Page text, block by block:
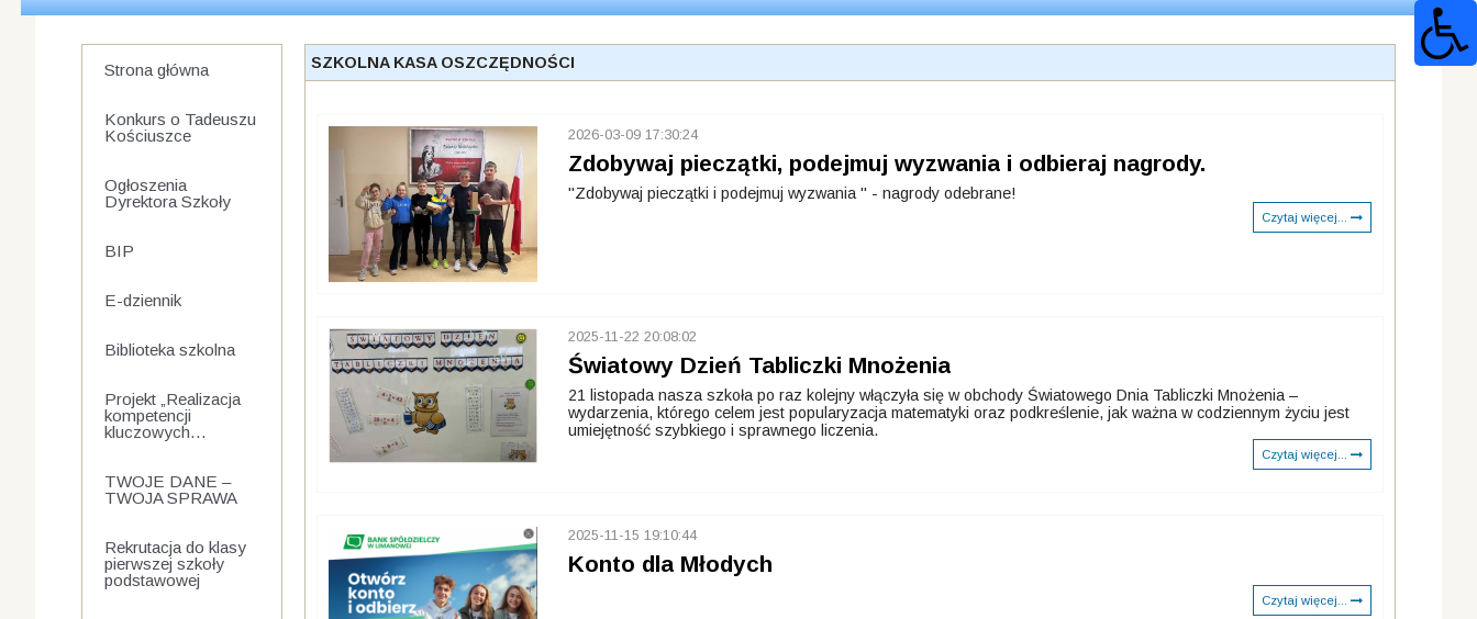
Strona główna
Konkurs o Tadeuszu
Kościuszce
Ogłoszenia
Dyrektora Szkoły
BIP
E-dziennik
Biblioteka szkolna
Projekt „Realizacja
kompetencji
kluczowych...
TWOJE DANE –
TWOJA SPRAWA
Rekrutacja do klasy
pierwszej szkoły
podstawowej
SZKOLNA KASA OSZCZĘDNOŚCI
2026-03-09 17:30:24
Zdobywaj pieczątki, podejmuj wyzwania i odbieraj nagrody.
"Zdobywaj pieczątki i podejmuj wyzwania " - nagrody odebrane!
Czytaj więcej...
2025-11-22 20:08:02
Światowy Dzień Tabliczki Mnożenia
21 listopada nasza szkoła po raz kolejny włączyła się w obchody Światowego Dnia Tabliczki Mnożenia –
wydarzenia, którego celem jest popularyzacja matematyki oraz podkreślenie, jak ważna w codziennym życiu jest
umiejętność szybkiego i sprawnego liczenia.
Czytaj więcej...
2025-11-15 19:10:44
Konto dla Młodych
Czytaj więcej...